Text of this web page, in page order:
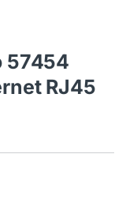
57454
RJ45